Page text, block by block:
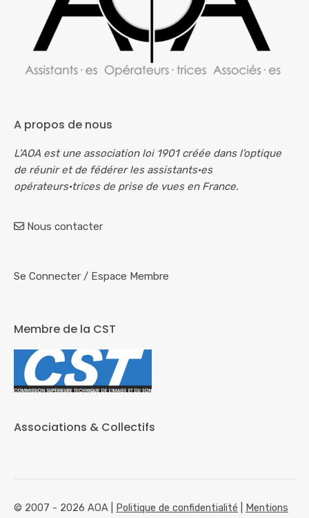
A propos de nous
L’AOA est une association loi 1901 créée dans l’optique
de réunir et de fédérer les assistants·es
opérateurs·trices de prise de vues en France.
Nous contacter
Se Connecter / Espace Membre
Membre de la CST
Associations & Collectifs
© 2007 - 2026 AOA | Politique de confidentialité Mentions